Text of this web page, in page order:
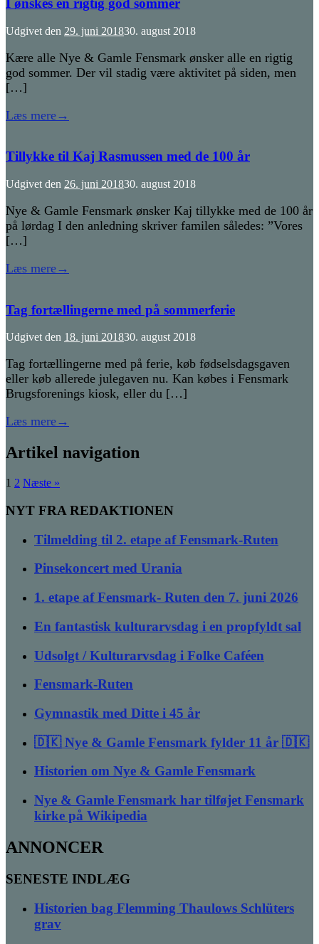
I ønskes en rigtig god sommer
Udgivet den 29. juni 201830. august 2018
Kære alle Nye & Gamle Fensmark ønsker alle en rigtig
god sommer. Der vil stadig være aktivitet på siden, men
[…]
Læs mere→
Tillykke til Kaj Rasmussen med de 100 år
Udgivet den 26. juni 201830. august 2018
Nye & Gamle Fensmark ønsker Kaj tillykke med de 100 år
på lørdag I den anledning skriver familen således: ”Vores
[…]
Læs mere→
Tag fortællingerne med på sommerferie
Udgivet den 18. juni 201830. august 2018
Tag fortællingerne med på ferie, køb fødselsdagsgaven
eller køb allerede julegaven nu. Kan købes i Fensmark
Brugsforenings kiosk, eller du […]
Læs mere→
Artikel navigation
1 2 Næste »
NYT FRA REDAKTIONEN
Tilmelding til 2. etape af Fensmark-Ruten
Pinsekoncert med Urania
1. etape af Fensmark- Ruten den 7. juni 2026
En fantastisk kulturarvsdag i en propfyldt sal
Udsolgt / Kulturarvsdag i Folke Caféen
Fensmark-Ruten
Gymnastik med Ditte i 45 år
🇩🇰 Nye & Gamle Fensmark fylder 11 år 🇩🇰
Historien om Nye & Gamle Fensmark
Nye & Gamle Fensmark har tilføjet Fensmark
kirke på Wikipedia
ANNONCER
SENESTE INDLÆG
Historien bag Flemming Thaulows Schlüters
grav